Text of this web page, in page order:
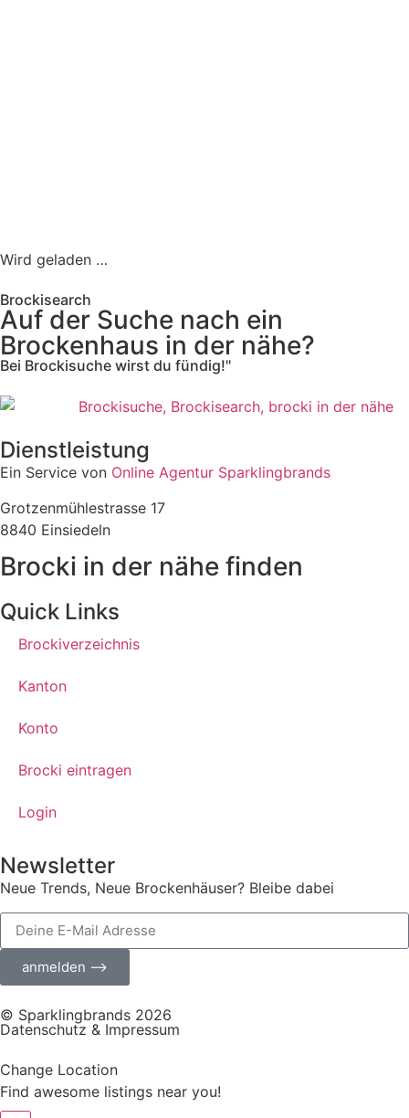
Wird geladen …
Brockisearch
Auf der Suche nach ein
Brockenhaus in der nähe?
Bei Brockisuche wirst du fündig!"
Dienstleistung
Ein Service von Online Agentur Sparklingbrands
Grotzenmühlestrasse 17
8840 Einsiedeln
Brocki in der nähe finden
Quick Links
Brockiverzeichnis
Kanton
Konto
Brocki eintragen
Login
Newsletter
Neue Trends, Neue Brockenhäuser? Bleibe dabei
anmelden ⟶
© Sparklingbrands 2026
Datenschutz & Impressum
Change Location
Find awesome listings near you!